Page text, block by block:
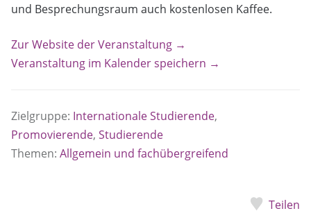
und Besprechungsraum auch kostenlosen Kaffee.
Zur Website der Veranstaltung →
Veranstaltung im Kalender speichern →
Zielgruppe: Internationale Studierende,
Promovierende, Studierende
Themen: Allgemein und fachübergreifend
Teilen